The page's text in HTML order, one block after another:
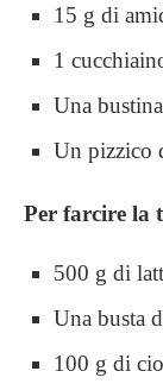
15 g di
1
Una
Un pizzico
Per farcire la
500 g di
Una busta
100 g di